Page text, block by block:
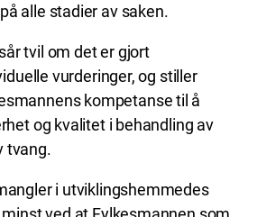
alle stadier av saken.
tvil om det er gjort
vurderinger, og stiller
kompetanse til å
og kvalitet i behandling av
tvang.
i utviklingshemmedes